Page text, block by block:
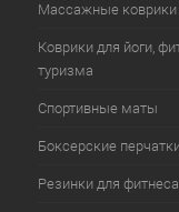
Массажные коврики
Коврики для йоги,
туризма
Спортивные маты
Боксерские
Резинки для фитнеса